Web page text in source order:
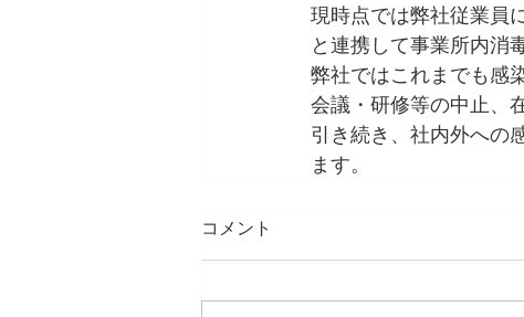
現時点では弊社従業員
と連携して事業所内消
弊社ではこれまでも感
会議・研修等の中止、
引き続き、社内外への
ます。
コメント